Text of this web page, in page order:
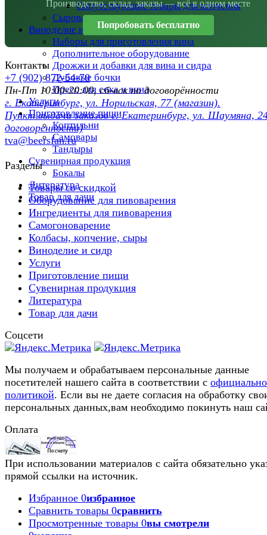
Сопутствующие товары для копчения
Сыроварни
Виноделие и сидр
Наборы для приготовления вина
Дополнительное оборудование
Дрожжи и добавки для вина и сидра
Дубовые бочки
Пресс для сока и вина
Услуги
Приготовление пищи
Коптильни
Самовары
Тандыры
Сувенирная продукция
Бокалы
Литература
Товар для дачи
Производство, склад, заказы — всё в одном месте
Попробовать бесплатно
Контакты
+7 (902) 872-54-70
Пн-Пт 10:00-20:00, сб-вск по договорённости
г. Екатеринбург, ул. Норильская, 77 (магазин).
Пункт выдачи заказов г. Екатеринбург, ул. Шаумяна,
договоренности)
tva@beersfan.ru
Разделы
Товары со скидкой
Оборудование для пивоварения
Ингредиенты для пивоварения
Самогоноварение
Колбасы, копчение, сыры
Виноделие и сидр
Услуги
Приготовление пищи
Сувенирная продукция
Литература
Товар для дачи
Соцсети
Мы получаем и обрабатываем персональные данные
посетителей нашего сайта в соответствии с
политикой. Если вы не даете согласия на обработку
персональных данных,вам необходимо покинуть наш
Оплата
При использовании материалов с сайта обязательно
прямой ссылки на источник.
Избранное 0избранное
Сравнить товары 0сравнить
Просмотренные товары 0вы смотрели